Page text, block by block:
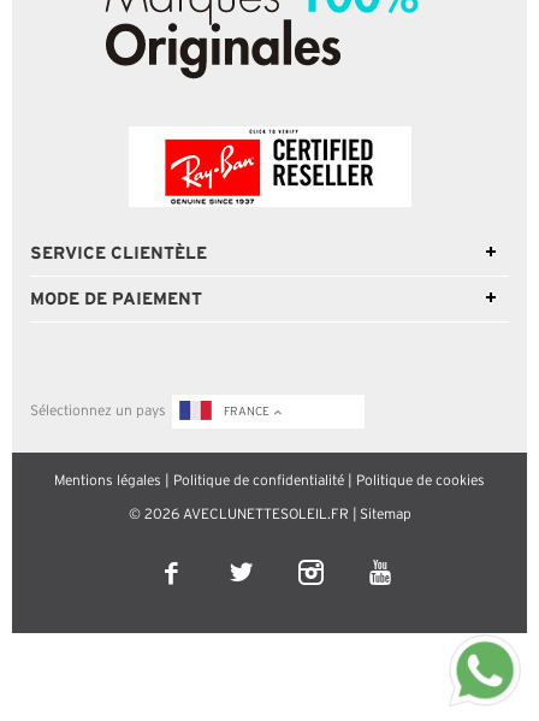
SERVICE CLIENTÈLE
MODE DE PAIEMENT
Sélectionnez un pays FRANCE
Mentions légales Politique de confidentialité Politique de cookies
© 2026 AVECLUNETTESOLEIL.FR | Sitemap